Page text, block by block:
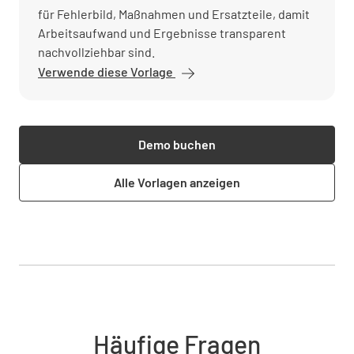
für Fehlerbild, Maßnahmen und Ersatzteile, damit
Arbeitsaufwand und Ergebnisse transparent
nachvollziehbar sind.
Verwende diese Vorlage
Demo buchen
Alle Vorlagen anzeigen
Häufige Fragen